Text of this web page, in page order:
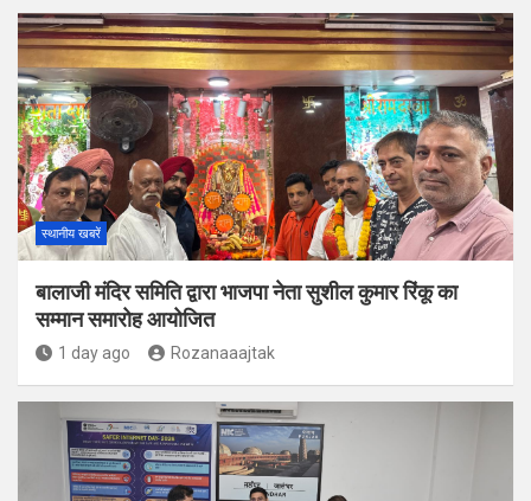
स्थानीय खबरें
बालाजी मंदिर समिति द्वारा भाजपा नेता सुशील कुमार रिंकू का
सम्मान समारोह आयोजित
1 day ago Rozanaaajtak